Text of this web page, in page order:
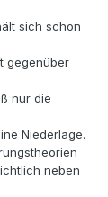
sich schon
gegenüber
nur die
Niederlage.
neben